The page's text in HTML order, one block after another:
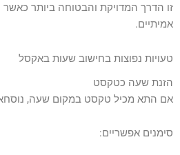
זו הדרך המדויקת והבטוחה ביותר כאשר
אמיתיים.
טעויות נפוצות בחישוב שעות באקסל
הזנת שעה כטקסט
אם התא מכיל טקסט במקום שעה,
סימנים אפשריים: